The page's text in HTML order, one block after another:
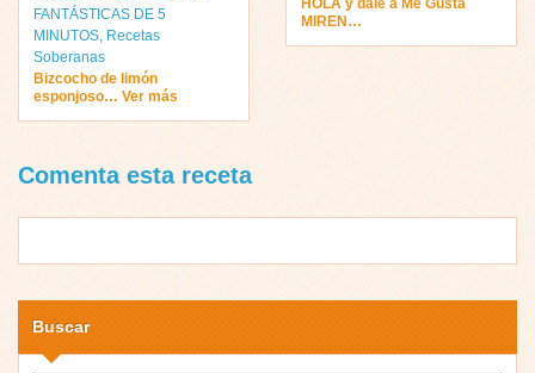
FANTÁSTICAS DE 5
MINUTOS, Recetas
Soberanas
Bizcocho de limón
esponjoso… Ver más
HOLA y dale a Me Gusta
MIREN…
Comenta esta receta
Buscar